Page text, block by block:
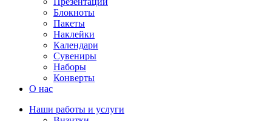
Блокноты
Пакеты
Наклейки
Календари
Сувениры
Наборы
Конверты
О нас
Наши работы и услуги